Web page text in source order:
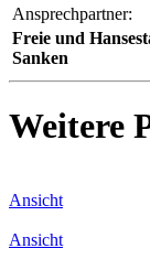
Ansprechpartner:
Freie und
Sanken
Weitere
Ansicht
Ansicht